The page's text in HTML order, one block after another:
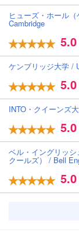
ヒューズ・ホール
Cambridge
5.0
ケンブリッジ大学 /
5.0
INTO・クイーンズ
5.0
ベル・イングリッ
クールズ） / Bell
5.0